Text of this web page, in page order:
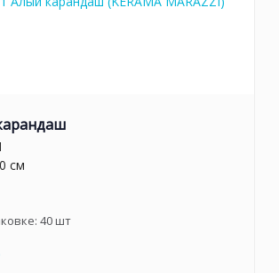
см
40шт